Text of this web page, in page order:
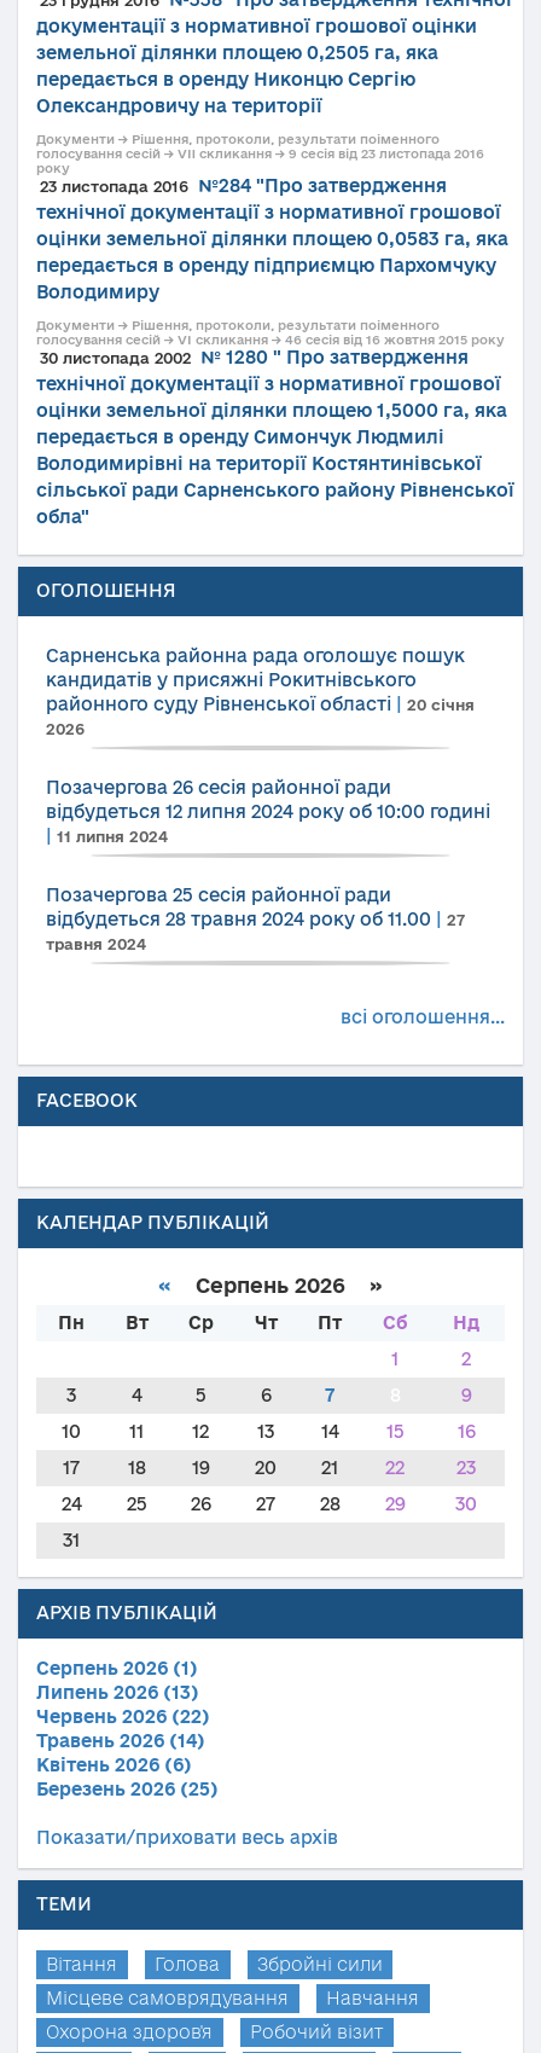
документації з нормативної грошової оцінки
земельної ділянки площею 0,2505 га, яка
передається в оренду Никонцю Сергію
Олександровичу на території
Документи → Рішення, протоколи, результати поіменного
голосування сесій → VII скликання → 9 сесія від 23 листопада 2016
року
23 листопада 2016
№284 "Про затвердження
технічної документації з нормативної грошової
оцінки земельної ділянки площею 0,0583 га, яка
передається в оренду підприємцю Пархомчуку
Володимиру
Документи → Рішення, протоколи, результати поіменного
голосування сесій → VI скликання → 46 сесія від 16 жовтня 2015 року
30 листопада 2002
№ 1280 " Про затвердження
технічної документації з нормативної грошової
оцінки земельної ділянки площею 1,5000 га, яка
передається в оренду Симончук Людмилі
Володимирівні на території Костянтинівської
сільської ради Сарненського району Рівненської
обла"
ОГОЛОШЕННЯ
Сарненська районна рада оголошує пошук
кандидатів у присяжні Рокитнівського
районного суду Рівненської області
20 січня
2026
Позачергова 26 сесія районної ради
відбудеться 12 липня 2024 року об 10:00 годині
11 липня 2024
Позачергова 25 сесія районної ради
відбудеться 28 травня 2024 року об 11.00
27
травня 2024
всі оголошення...
FACEBOOK
КАЛЕНДАР ПУБЛІКАЦІЙ
« Серпень 2026 »
Пн Вт Ср Чт Пт Сб
Нд
1
2
3
4 5 6 7
9
10
11 12 13 14 15
16
17
18 19 20 21 22
23
24
25 26 27 28 29
30
31
АРХІВ ПУБЛІКАЦІЙ
Серпень 2026 (1)
Липень 2026 (13)
Червень 2026 (22)
Травень 2026 (14)
Квітень 2026 (6)
Березень 2026 (25)
Показати/приховати весь архів
ТЕМИ
Вітання Голова
Збройні сили
Місцеве самоврядування
Навчання
Охорона здоров'я
Робочий візит